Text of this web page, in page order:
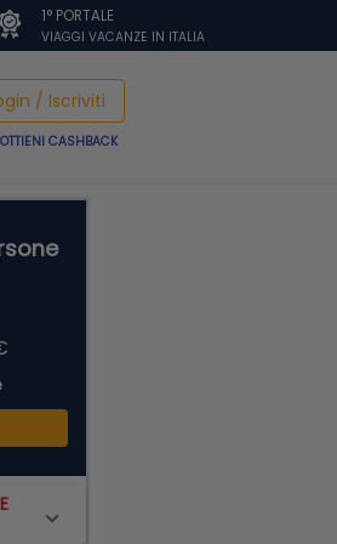
1° PORTALE
VIAGGI VACANZE IN ITALIA
/ Iscriviti
OTTIENI CASHBACK